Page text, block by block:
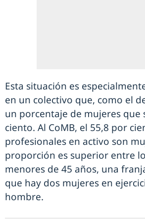
Esta situación es
en un colectivo que, como el
un porcentaje de mujeres que
ciento. Al CoMB, el 55,8 por
profesionales en activo son
proporción es superior entre
menores de 45 años, una
que hay dos mujeres en
hombre.